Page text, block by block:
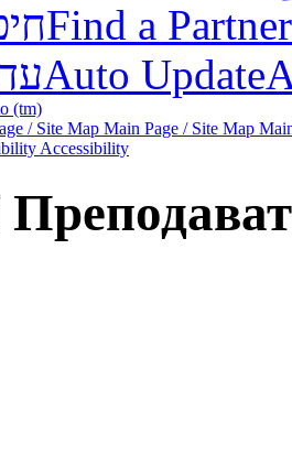
Find a Partner
Auto Update
/ Site Map Main Page / Site Map
Accessibility